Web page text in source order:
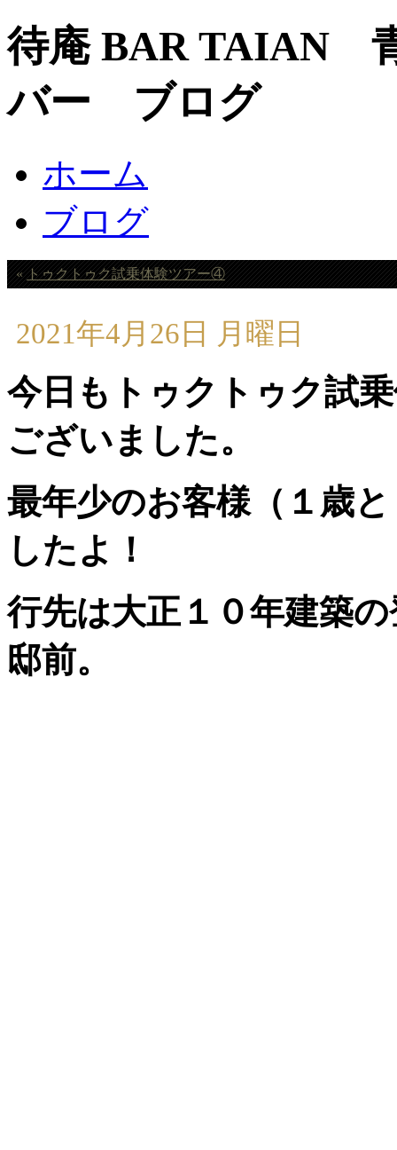
待庵 BAR TAIAN
バー ブログ
ホーム
ブログ
«トゥクトゥク試乗体験ツアー④
2021年4月26日 月曜日
今日もトゥクトゥク試
ございました。
最年少のお客様（１歳
したよ！
行先は大正１０年建築
邸前。